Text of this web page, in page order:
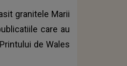
granitele Marii
care au
de Wales